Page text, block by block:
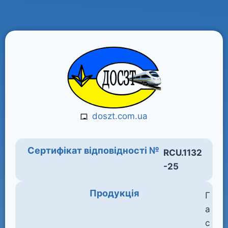
doszt.com.ua
Сертифікат відповідності № RCU.1132
-25
Продукція
Г
а
с